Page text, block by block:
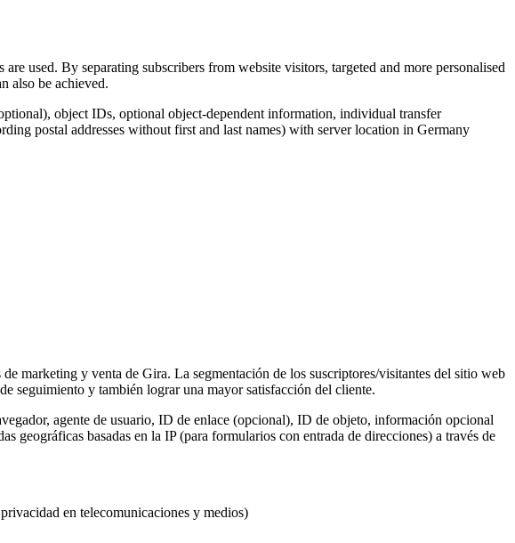
used. By separating subscribers from website visitors, targeted and more personalised
also be achieved.
object IDs, optional object-dependent information, individual transfer
postal addresses without first and last names) with server location in Germany
marketing y venta de Gira. La segmentación de los suscriptores/visitantes del sitio web
seguimiento y también lograr una mayor satisfacción del cliente.
agente de usuario, ID de enlace (opcional), ID de objeto, información opcional
geográficas basadas en la IP (para formularios con entrada de direcciones) a través de
en telecomunicaciones y medios)